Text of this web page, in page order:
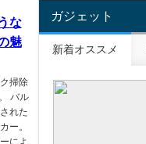
な
魅
掃除
バル
れた
ー。
によ
ガジェット
新着オススメ